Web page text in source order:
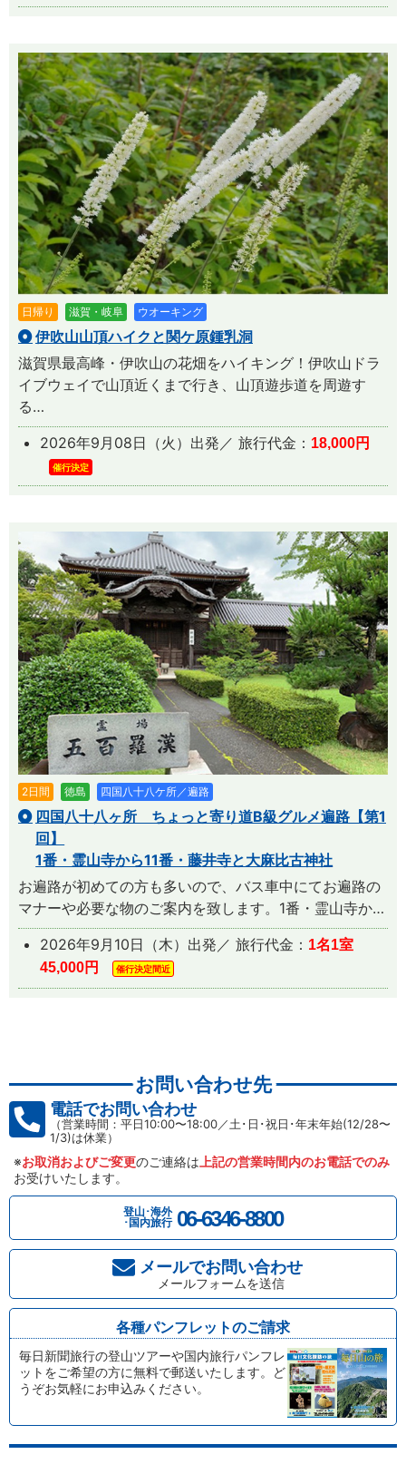
日帰り 滋賀・岐阜 ウオーキング
伊吹山山頂ハイクと関ケ原鍾乳洞
滋賀県最高峰・伊吹山の花畑をハイキング！伊吹山ドラ
イブウェイで山頂近くまで行き、山頂遊歩道を周遊す
る…
2026年9月08日（火）出発／ 旅行代金： 18,000円
催行決定
2日間 徳島 四国八十八ケ所／遍路
四国八十八ヶ所 ちょっと寄り道B級グルメ遍路【第1
回】
1番・霊山寺から11番・藤井寺と大麻比古神社
お遍路が初めての方も多いので、バス車中にてお遍路の
マナーや必要な物のご案内を致します。1番・霊山寺か…
2026年9月10日（木）出発／ 旅行代金： 1名1室
45,000円
催行決定間近
お問い合わせ先
電話でお問い合わせ
（営業時間：平日10:00〜18:00／土･日･祝日･年末年始(12/28〜
1/3)は休業）
※お取消およびご変更のご連絡は 上記の営業時間内のお電話でのみ
お受けいたします。
登山･海外
･国内旅行 06-6346-8800
メールでお問い合わせ
メールフォームを送信
各種パンフレットのご請求
毎日新聞旅行の登山ツアーや国内旅行パンフレ
ットをご希望の方に無料で郵送いたします。ど
うぞお気軽にお申込みください。